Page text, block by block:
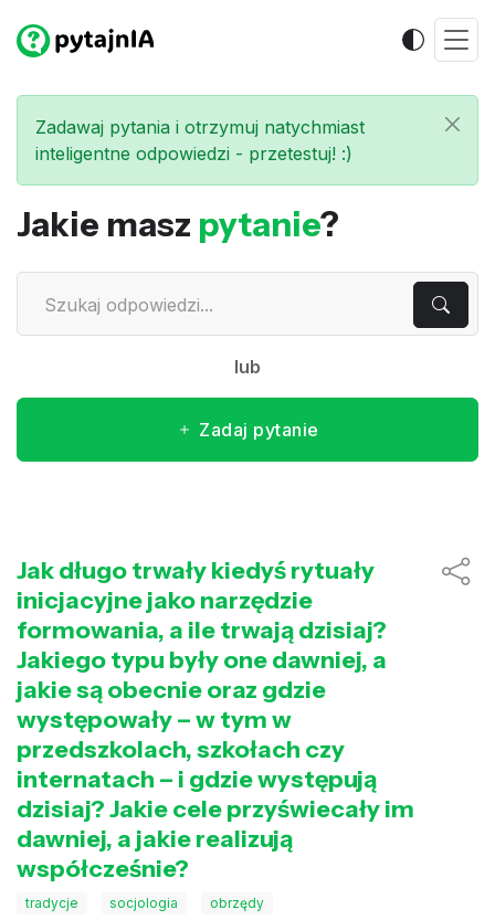
Zadawaj pytania i otrzymuj natychmiast
inteligentne odpowiedzi - przetestuj! :)
Jakie masz pytanie?
lub
Zadaj pytanie
Jak długo trwały kiedyś rytuały
inicjacyjne jako narzędzie
formowania, a ile trwają dzisiaj?
Jakiego typu były one dawniej, a
jakie są obecnie oraz gdzie
występowały – w tym w
przedszkolach, szkołach czy
internatach – i gdzie występują
dzisiaj? Jakie cele przyświecały im
dawniej, a jakie realizują
współcześnie?
tradycje socjologia obrzędy